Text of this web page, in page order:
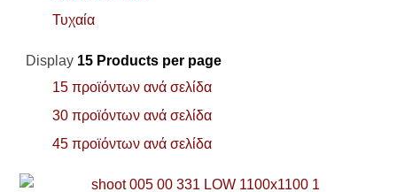
Τυχαία
Display 15 Products per page
15 προϊόντων ανά σελίδα
30 προϊόντων ανά σελίδα
45 προϊόντων ανά σελίδα